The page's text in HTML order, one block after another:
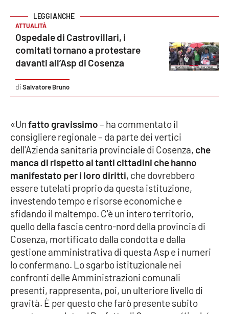
Sport
RUBRICHE
Good Morning Vietnam
Leggendo Alvaro insieme
Imprese Di Calabria
Le perfidie di Antonella Grippo
Venti di comunicazione
STREAMING
LaC TV
LaC Network
ATTUALITÀ
Ospedale di Castrovillari, i
comitati tornano a protestare
davanti all’Asp di Cosenza
Salvatore Bruno
«Unfatto gravissimo– ha commentato il
consigliere regionale – da parte dei vertici
dell'Azienda sanitaria provinciale di Cosenza, che
manca di rispetto ai tanti cittadini che hanno
manifestato per i loro diritti, che dovrebbero
essere tutelati proprio da questa istituzione,
investendo tempo e risorse economiche e
sfidando il maltempo. C'è un intero territorio,
quello della fascia centro-nord della provincia di
Cosenza, mortificato dalla condotta e dalla
gestione amministrativa di questa Asp e i numeri
lo confermano. Lo sgarbo istituzionale nei
confronti delle Amministrazioni comunali
presenti, rappresenta, poi, un ulteriore livello di
gravità. È per questo che farò presente subito